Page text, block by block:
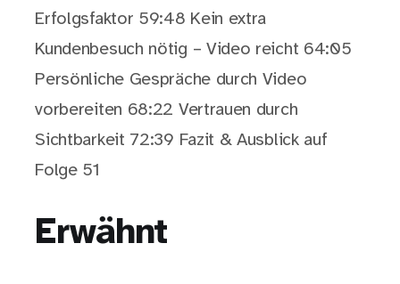
Erfolgsfaktor 59:48 Kein extra
Kundenbesuch nötig – Video reicht 64:05
Persönliche Gespräche durch Video
vorbereiten 68:22 Vertrauen durch
Sichtbarkeit 72:39 Fazit & Ausblick auf
Folge 51
Erwähnt